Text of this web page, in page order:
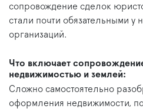
сопровождение сделок
стали почти обязательными у
организаций.
Что включает
недвижимостью и землей:
Сложно самостоятельно
оформления недвижимости,